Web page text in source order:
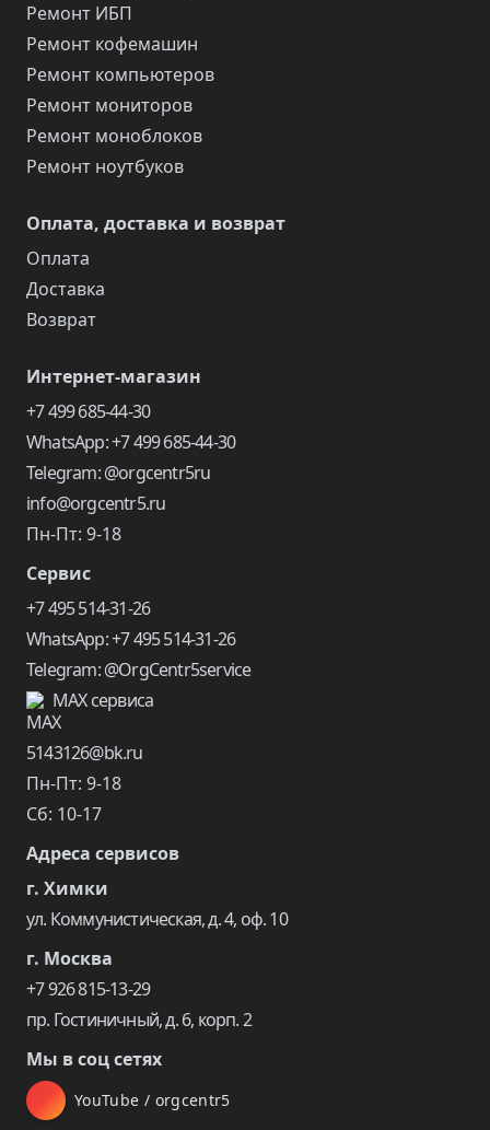
Ремонт ИБП
Ремонт кофемашин
Ремонт компьютеров
Ремонт мониторов
Ремонт моноблоков
Ремонт ноутбуков
Оплата, доставка и возврат
Оплата
Доставка
Возврат
Интернет-магазин
+7 499 685-44-30
WhatsApp: +7 499 685-44-30
Telegram: @orgcentr5ru
info@orgcentr5.ru
Пн-Пт: 9-18
Сервис
+7 495 514-31-26
WhatsApp: +7 495 514-31-26
Telegram: @OrgCentr5service
MAX сервиса
5143126@bk.ru
Пн-Пт: 9-18
Сб: 10-17
Адреса сервисов
г. Химки
ул. Коммунистическая, д. 4, оф. 10
г. Москва
+7 926 815-13-29
пр. Гостиничный, д. 6, корп. 2
Мы в соц сетях
YouTube / orgcentr5